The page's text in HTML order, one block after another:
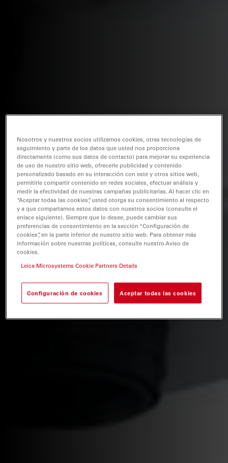
Nosotros y nuestros socios utilizamos cookies, otras tecnologías de
seguimiento y parte de los datos que usted nos proporciona
directamente (como sus datos de contacto) para mejorar su experiencia
de uso de nuestro sitio web, ofrecerle publicidad y contenido
personalizado basado en su interacción con este y otros sitios web,
permitirle compartir contenido en redes sociales, efectuar análisis y
medir la efectividad de nuestras campañas publicitarias. Al hacer clic en
“Aceptar todas las cookies”, usted otorga su consentimiento al respecto
y a que compartamos estos datos con nuestros socios (consulte el
enlace siguiente). Siempre que lo desee, puede cambiar sus
preferencias de consentimiento en la sección “Configuración de
cookies”, en la parte inferior de nuestro sitio web. Para obtener más
información sobre nuestras políticas, consulte nuestro Aviso de
cookies.
Leica Microsystems Cookie Partners Details
Configuración de cookies Aceptar todas las cookies